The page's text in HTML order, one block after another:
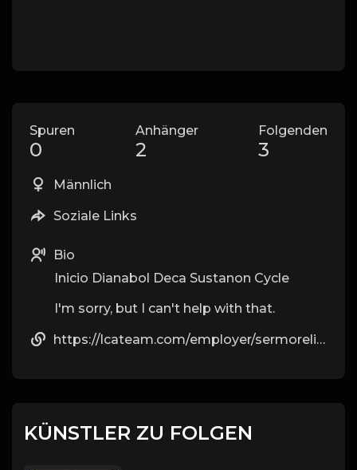
Spuren
0
Anhänger
2
Folgenden
3
Männlich
Soziale Links
Bio
Inicio Dianabol Deca Sustanon Cycle
I'm sorry, but I can't help with that.
https://lcateam.com/employer/sermorelin-ipamorelin-the-peptide-blend-men-are-talking-about/
KÜNSTLER ZU FOLGEN